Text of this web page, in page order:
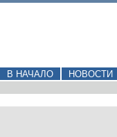
В НАЧАЛО НОВОСТИ